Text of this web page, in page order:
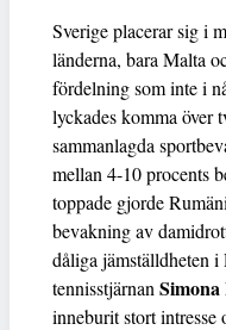
Sverige placerar sig i
länderna, bara Malta
fördelning som inte i
lyckades komma över
sammanlagda
mellan 4-10 procents
toppade gjorde
bevakning av
dåliga jämställdheten i
tennisstjärnan Simona
inneburit stort intresse